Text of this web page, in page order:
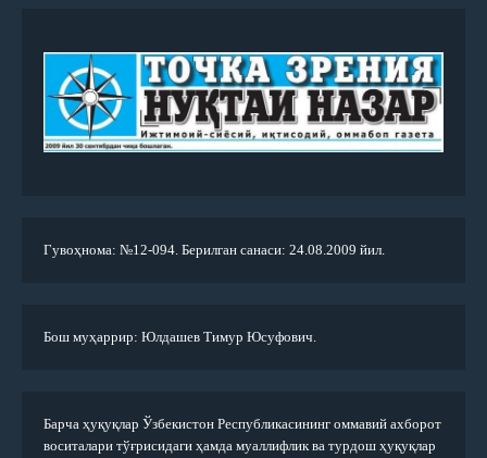
Гувоҳнома: №12-094. Берилган санаси: 24.08.2009 йил.
Бош муҳаррир: Юлдашев Тимур Юсуфович.
Барча ҳуқуқлар Ўзбекистон Республикасининг оммавий ахборот
воситалари тўғрисидаги ҳамда муаллифлик ва турдош ҳуқуқлар